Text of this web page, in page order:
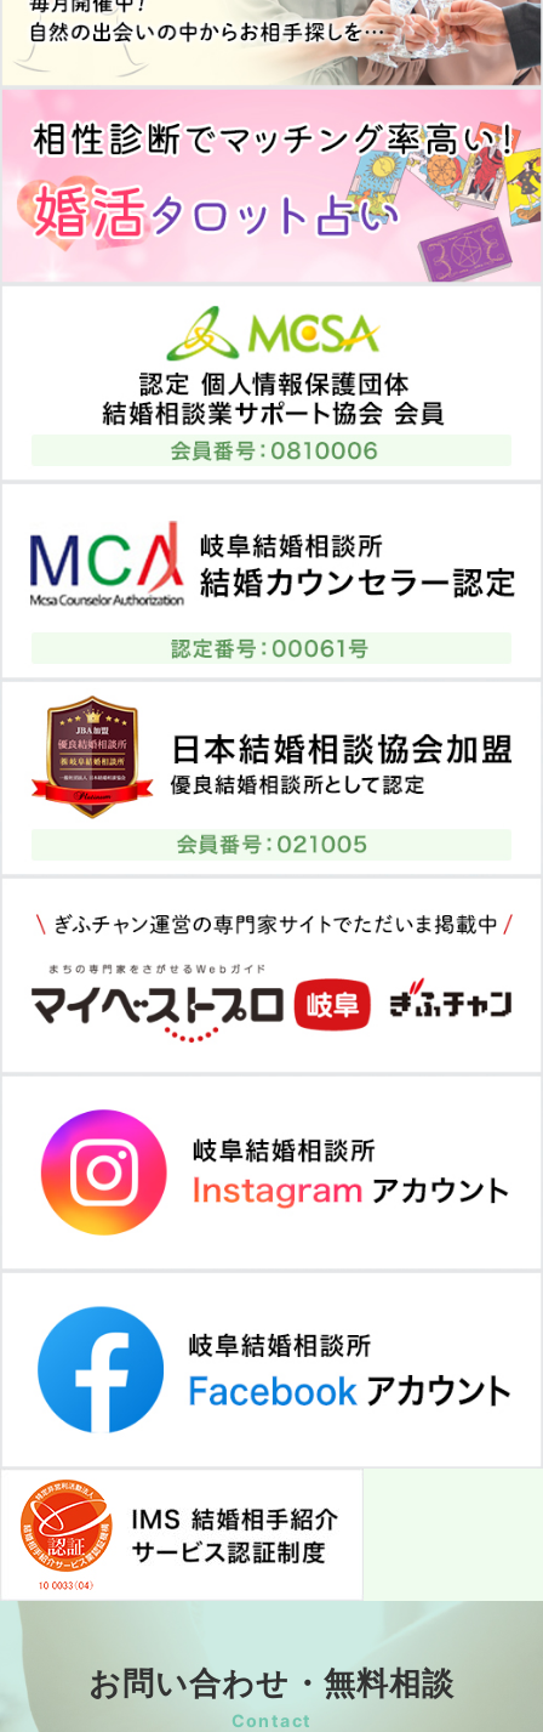
お問い合わせ・無料相談
Contact